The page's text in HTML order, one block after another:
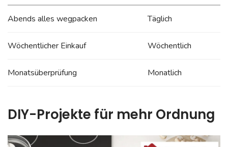
Abends alles wegpacken Täglich
Wöchentlicher Einkauf Wöchentlich
Monatsüberprüfung Monatlich
DIY-Projekte für mehr Ordnung